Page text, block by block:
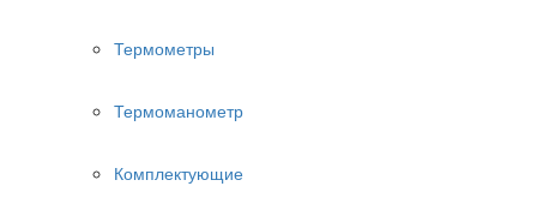
Термометры
Термоманометр
Комплектующие